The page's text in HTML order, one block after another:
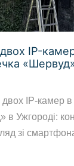
IP-
IP-камер в
в Ужгороді:
зі